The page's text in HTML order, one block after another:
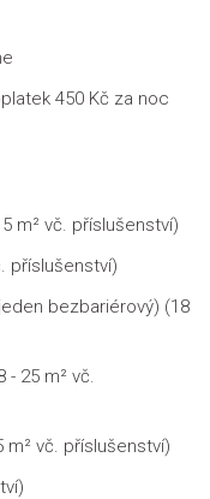
450 Kč za noc
m² vč. příslušenství)
příslušenství)
bezbariérový) (18
- 25 m² vč.
m² vč. příslušenství)